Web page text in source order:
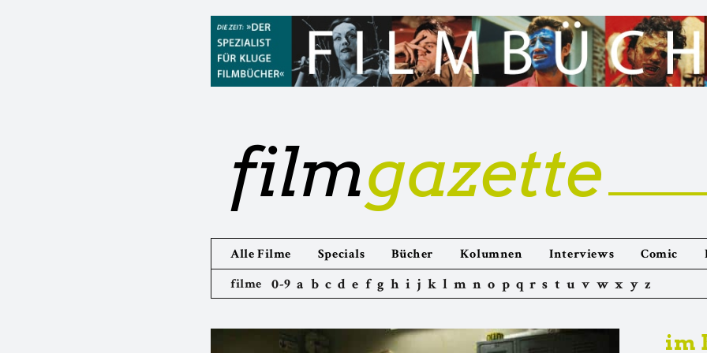
filmgazette
Alle Filme Specials Bücher Kolumnen Interviews Comic
filme 0-9 a b c d e f g h i j k l m n o p q r s t u v w x y z
im